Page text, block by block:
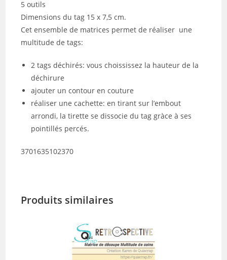
5 outils
Dimensions du tag 15 x 7,5 cm.
Cet ensemble de matrices permet de réaliser une
multitude de tags:
2 tags déchirés: vous choississez la hauteur de la
déchirure
ajouter un contour en couture
réaliser une cachette: en tirant sur l’embout
arrondi, la tirette se dissocie du tag gràce à ses
pointillés percés.
3701635102370
Produits similaires